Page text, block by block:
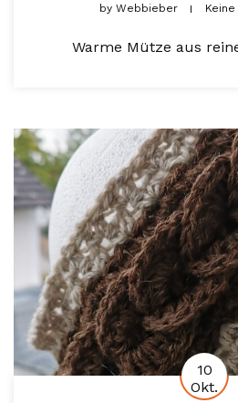
by Webbieber
Warme Mütze aus
10
Okt.